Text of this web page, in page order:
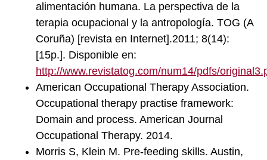
alimentación humana. La perspectiva de la
terapia ocupacional y la antropología. TOG (A
Coruña) [revista en Internet].2011; 8(14):
[15p.]. Disponible en:
http://www.revistatog.com/num14/pdfs/
American Occupational Therapy Association.
Occupational therapy practise framework:
Domain and process. American Journal
Occupational Therapy. 2014.
Morris S, Klein M. Pre-feeding skills. Austin,